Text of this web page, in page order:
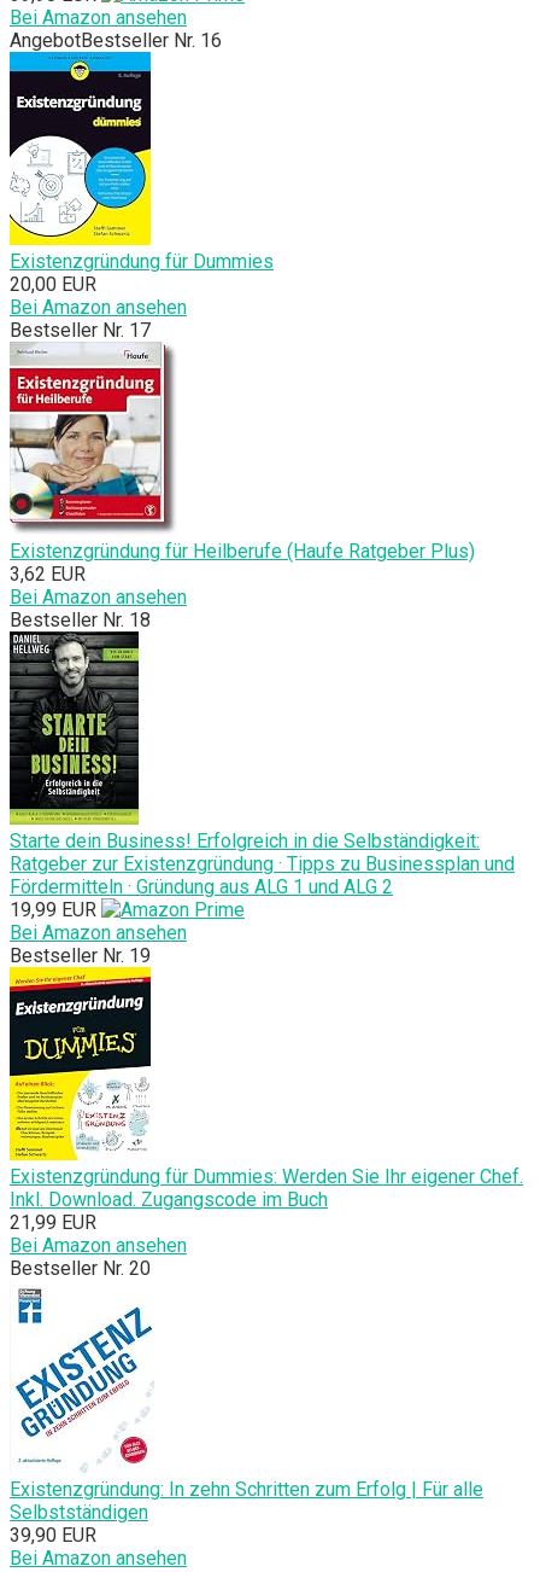
Bei Amazon ansehen
AngebotBestseller Nr. 16
Existenzgründung für Dummies
20,00 EUR
Bei Amazon ansehen
Bestseller Nr. 17
Existenzgründung für Heilberufe (Haufe Ratgeber Plus)
3,62 EUR
Bei Amazon ansehen
Bestseller Nr. 18
Starte dein Business! Erfolgreich in die Selbständigkeit:
Ratgeber zur Existenzgründung · Tipps zu Businessplan und
Fördermitteln · Gründung aus ALG 1 und ALG 2
19,99 EUR
Bei Amazon ansehen
Bestseller Nr. 19
Existenzgründung für Dummies: Werden Sie Ihr eigener Chef.
Inkl. Download. Zugangscode im Buch
21,99 EUR
Bei Amazon ansehen
Bestseller Nr. 20
Existenzgründung: In zehn Schritten zum Erfolg | Für alle
Selbstständigen
39,90 EUR
Bei Amazon ansehen